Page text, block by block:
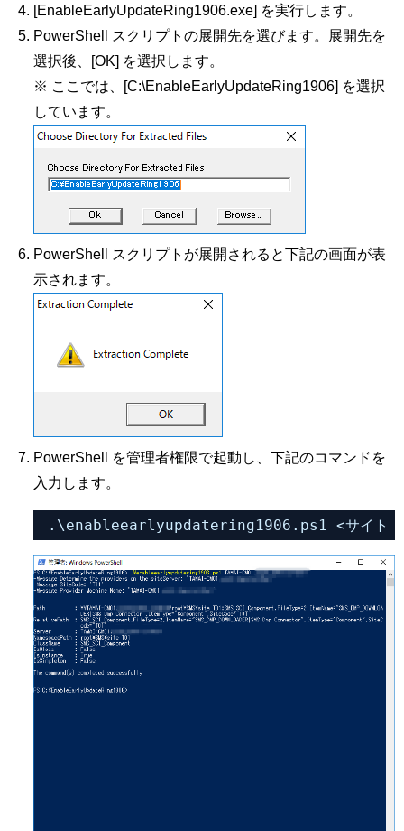
[EnableEarlyUpdateRing1906.exe] を実行します。
PowerShell スクリプトの展開先を選びます。展開先を
選択後、[OK] を選択します。
※ ここでは、[C:\EnableEarlyUpdateRing1906] を選択
しています。
PowerShell スクリプトが展開されると下記の画面が表
示されます。
PowerShell を管理者権限で起動し、下記のコマンドを
入力します。
.\enableearlyupdatering1906.ps1 <サイト サ